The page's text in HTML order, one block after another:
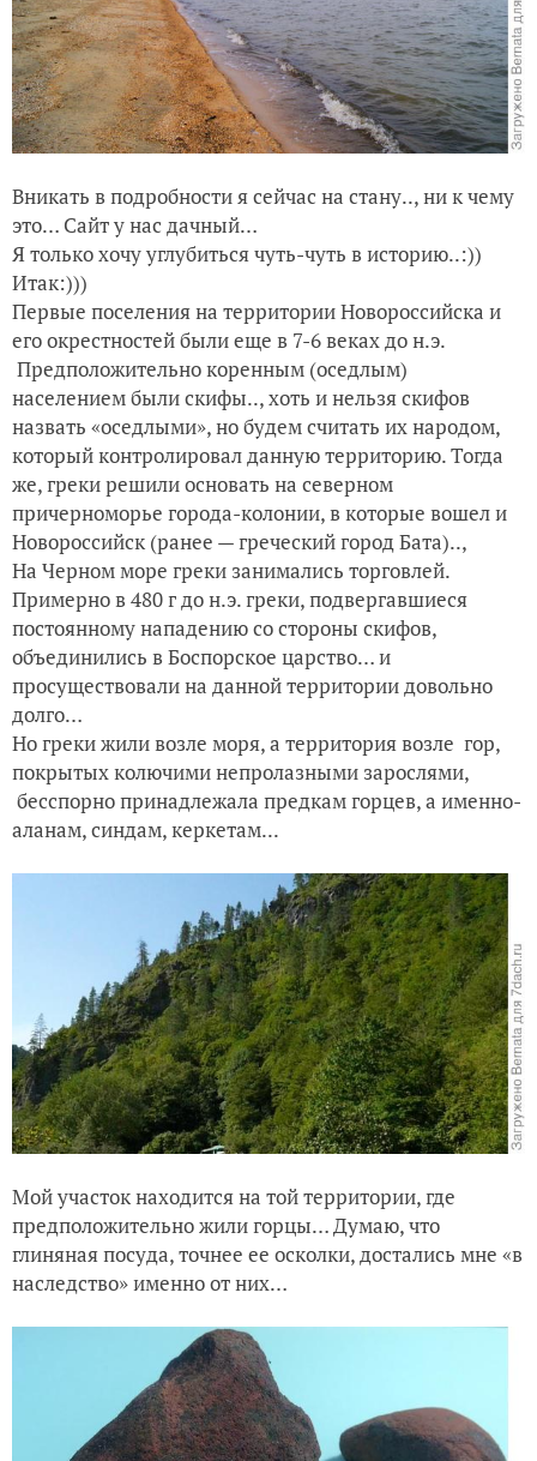
Вникать в подробности я сейчас на стану.., ни к чему
это… Сайт у нас дачный…
Я только хочу углубиться чуть-чуть в историю..:))
Итак:)))
Первые поселения на территории Новороссийска и
его окрестностей были еще в 7-6 веках до н.э.
Предположительно коренным (оседлым)
населением были скифы.., хоть и нельзя скифов
назвать «оседлыми», но будем считать их народом,
который контролировал данную территорию. Тогда
же, греки решили основать на северном
причерноморье города-колонии, в которые вошел и
Новороссийск (ранее — греческий город Бата)..,
На Черном море греки занимались торговлей.
Примерно в 480 г до н.э. греки, подвергавшиеся
постоянному нападению со стороны скифов,
объединились в Боспорское царство… и
просуществовали на данной территории довольно
долго…
Но греки жили возле моря, а территория возле гор,
покрытых колючими непролазными зарослями,
бесспорно принадлежала предкам горцев, а именно-
аланам, синдам, керкетам...
Мой участок находится на той территории, где
предположительно жили горцы… Думаю, что
глиняная посуда, точнее ее осколки, достались мне «в
наследство» именно от них…